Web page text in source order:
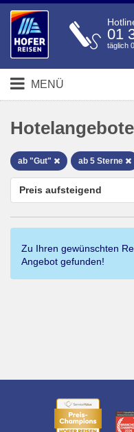
01
täglich
MENÜ
ab "Gut" ab 5 Sterne
Preis aufsteigend
Zu Ihren gewünschten
Angebot gefunden!